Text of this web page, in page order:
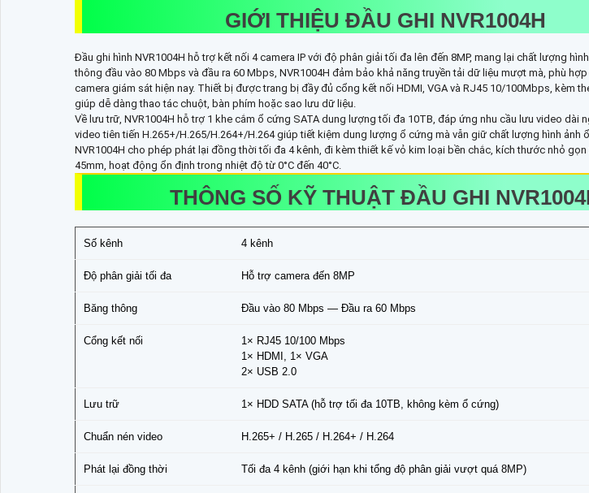
GIỚI THIỆU ĐẦU GHI NVR1004H
Đầu ghi hình NVR1004H hỗ trợ kết nối 4 camera IP với độ phân giải tối đa lên đến 8MP, mang lại chất lượng
thông đầu vào 80 Mbps và đầu ra 60 Mbps, NVR1004H đảm bảo khả năng truyền tải dữ liệu mượt mà, phù
camera giám sát hiện nay. Thiết bị được trang bị đầy đủ cổng kết nối HDMI, VGA và RJ45 10/100Mbps, kèm
giúp dễ dàng thao tác chuột, bàn phím hoặc sao lưu dữ liệu.
Về lưu trữ, NVR1004H hỗ trợ 1 khe cắm ổ cứng SATA dung lượng tối đa 10TB, đáp ứng nhu cầu lưu video dài
video tiên tiến H.265+/H.265/H.264+/H.264 giúp tiết kiệm dung lượng ổ cứng mà vẫn giữ chất lượng hình ảnh
NVR1004H cho phép phát lại đồng thời tối đa 4 kênh, đi kèm thiết kế vỏ kim loại bền chắc, kích thước nhỏ gọn
45mm, hoạt động ổn định trong nhiệt độ từ 0°C đến 40°C.
THÔNG SỐ KỸ THUẬT ĐẦU GHI
Số kênh 4 kênh
Độ phân giải tối đa Hỗ trợ camera đến 8MP
Băng thông Đầu vào 80 Mbps — Đầu ra 60 Mbps
Cổng kết nối
1× RJ45 10/100 Mbps
1× HDMI, 1× VGA
2× USB 2.0
Lưu trữ 1× HDD SATA (hỗ trợ tối đa 10TB, không kèm ổ cứng)
Chuẩn nén video H.265+ / H.265 / H.264+ / H.264
Phát lại đồng thời Tối đa 4 kênh (giới hạn khi tổng độ phân giải vượt quá 8MP)